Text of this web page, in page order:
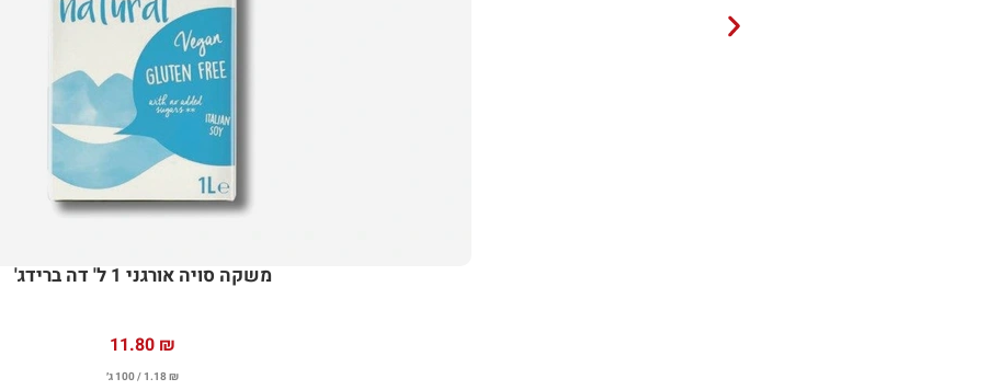
משקה סויה אורגני 1 ל' דה ברידג'
11.80 ₪
1.18₪ / 100 ג׳